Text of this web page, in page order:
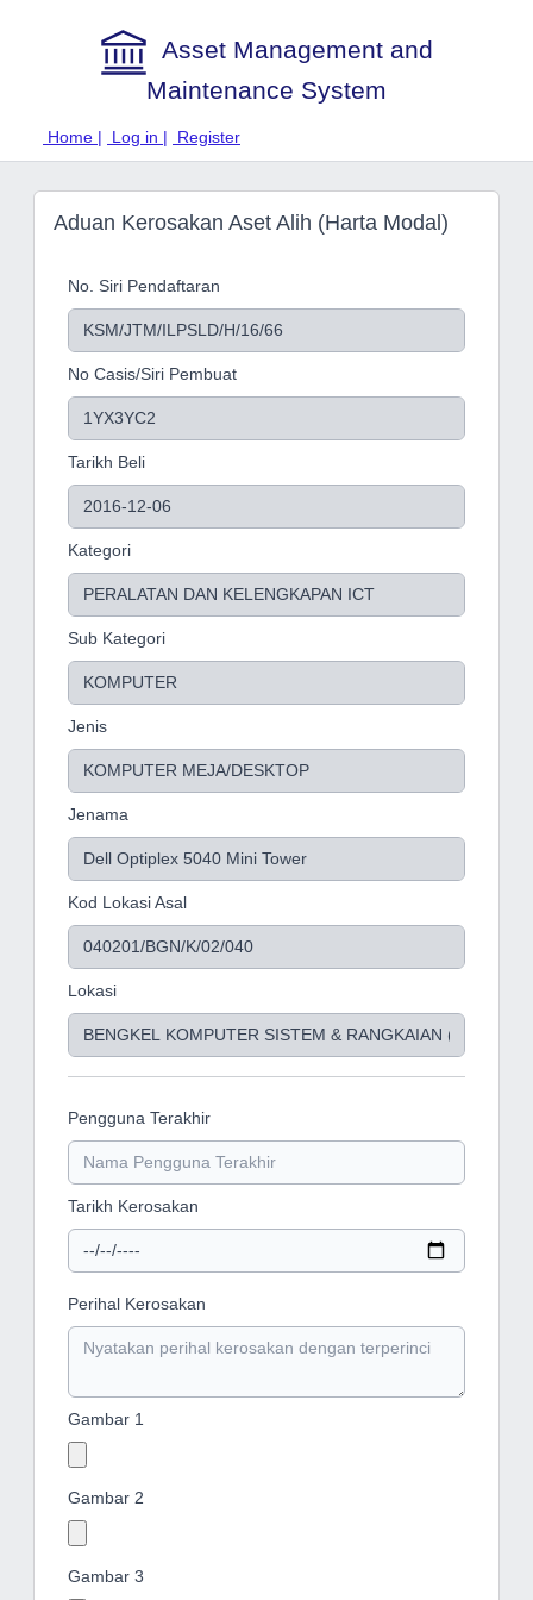
Asset Management and
Maintenance System
Home | Log in | Register
Aduan Kerosakan Aset Alih (Harta Modal)
No. Siri Pendaftaran
No Casis/Siri Pembuat
Tarikh Beli
Kategori
Sub Kategori
Jenis
Jenama
Kod Lokasi Asal
Lokasi
Pengguna Terakhir
Tarikh Kerosakan
Perihal Kerosakan
Gambar 1
Gambar 2
Gambar 3